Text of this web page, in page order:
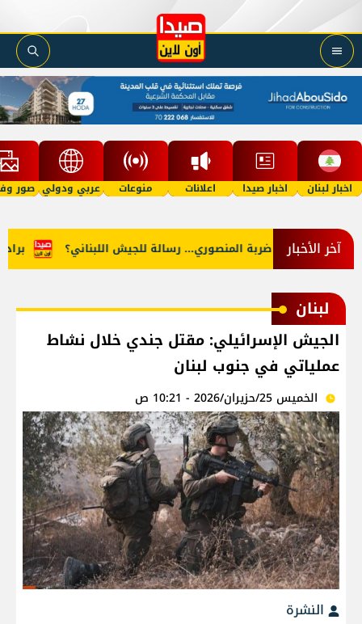
اخبار لبنان اخبار صيدا اعلانات منوعات عربي ودولي صور
آخر الأخبار براد ضربة المنصوري... رسالة للجيش اللبناني؟
لبنان
الجيش الإسرائيلي: مقتل جندي خلال نشاط
عملياتي في جنوب لبنان
الخميس 25/حزيران/2026 - 10:21 ص
النشرة